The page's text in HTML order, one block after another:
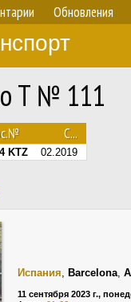
Обновления
T № 111
С...
KTZ 02.2019
Испания, Barcelona,
11 сентября 2023 г.,